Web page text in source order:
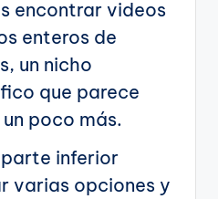
encontrar videos
enteros de
un nicho
que parece
poco más.
parte inferior
varias opciones y